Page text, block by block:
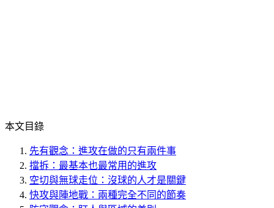
本文目錄
先有觀念：進攻在做的只有兩件事
擋拆：最基本也最常用的進攻
空切與無球走位：沒球的人才是關鍵
快攻與陣地戰：兩種完全不同的節奏